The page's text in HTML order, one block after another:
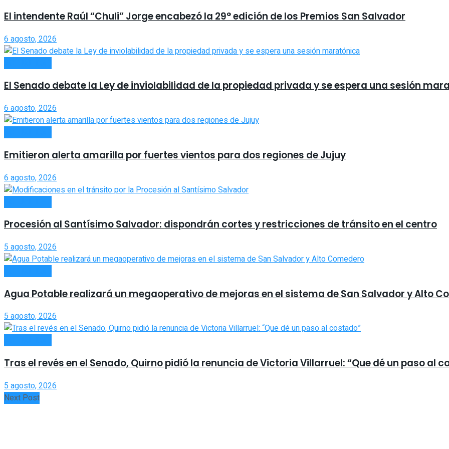
El intendente Raúl “Chuli” Jorge encabezó la 29° edición de los Premios San Salvador
6 agosto, 2026
El Senado debate la Ley de inviolabilidad de la propiedad privada y se espera una sesión
6 agosto, 2026
Emitieron alerta amarilla por fuertes vientos para dos regiones de Jujuy
6 agosto, 2026
Procesión al Santísimo Salvador: dispondrán cortes y restricciones de tránsito en el centro
5 agosto, 2026
Agua Potable realizará un megaoperativo de mejoras en el sistema de San Salvador y Alto
5 agosto, 2026
Tras el revés en el Senado, Quirno pidió la renuncia de Victoria Villarruel: “Que dé un paso al
5 agosto, 2026
Next Post